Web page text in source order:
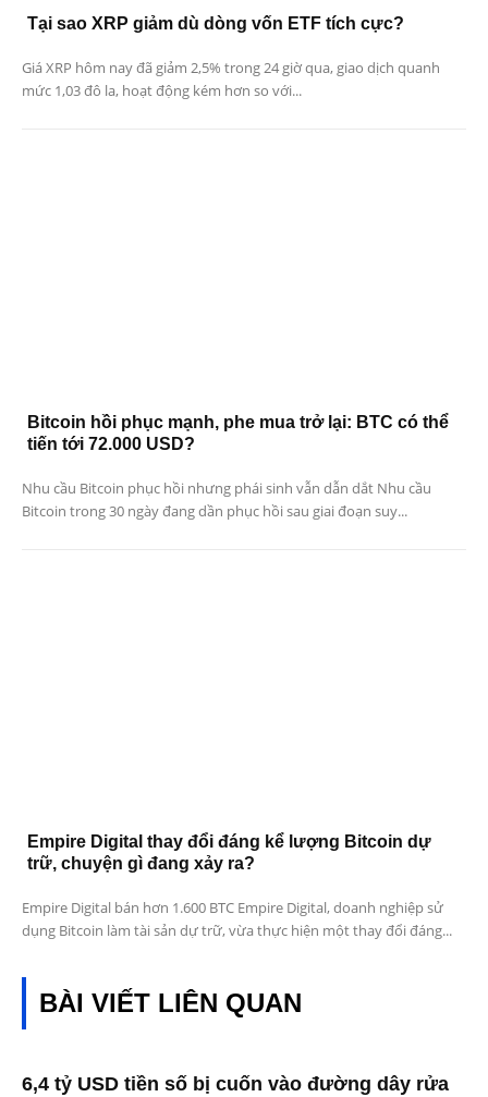
Tại sao XRP giảm dù dòng vốn ETF tích cực?
Giá XRP hôm nay đã giảm 2,5% trong 24 giờ qua, giao dịch quanh
mức 1,03 đô la, hoạt động kém hơn so với...
Bitcoin hồi phục mạnh, phe mua trở lại: BTC có thể
tiến tới 72.000 USD?
Nhu cầu Bitcoin phục hồi nhưng phái sinh vẫn dẫn dắt Nhu cầu
Bitcoin trong 30 ngày đang dần phục hồi sau giai đoạn suy...
Empire Digital thay đổi đáng kể lượng Bitcoin dự
trữ, chuyện gì đang xảy ra?
Empire Digital bán hơn 1.600 BTC Empire Digital, doanh nghiệp sử
dụng Bitcoin làm tài sản dự trữ, vừa thực hiện một thay đổi đáng...
BÀI VIẾT LIÊN QUAN
6,4 tỷ USD tiền số bị cuốn vào đường dây rửa